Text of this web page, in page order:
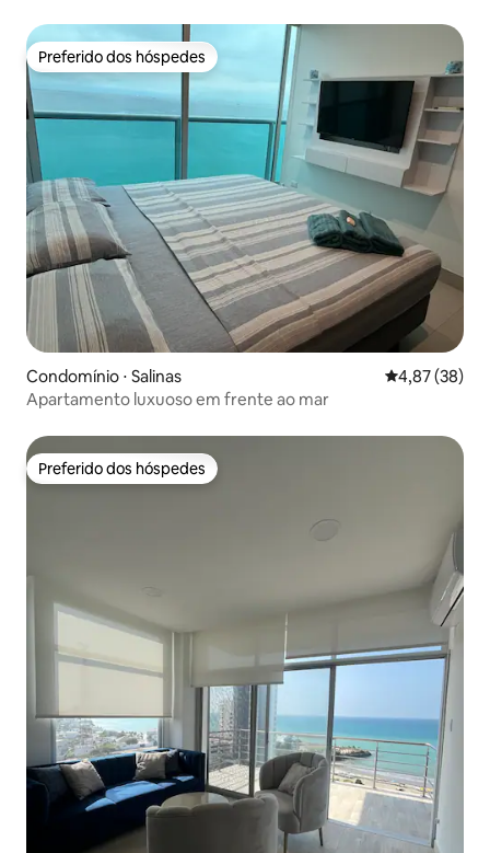
Preferido dos hóspedes
Preferido dos hóspedes
Condomínio ⋅ Salinas 4,87 de uma
4,87 (38)
Apartamento luxuoso em frente ao mar
Preferido dos hóspedes
Preferido dos hóspedes